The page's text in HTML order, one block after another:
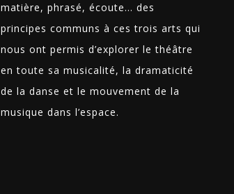
matière, phrasé, écoute… des
principes communs à ces trois arts qui
nous ont permis d’explorer le théâtre
en toute sa musicalité, la dramaticité
de la danse et le mouvement de la
musique dans l’espace.